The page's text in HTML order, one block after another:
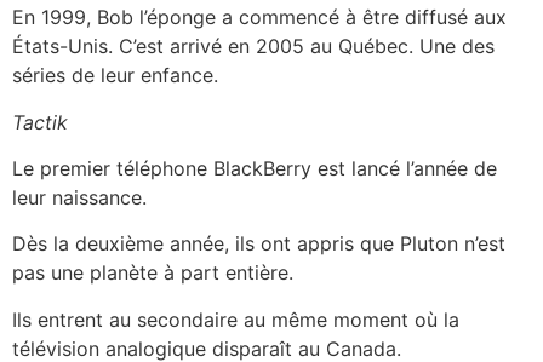
En 1999, Bob l’éponge a commencé à être diffusé aux
États-Unis. C’est arrivé en 2005 au Québec. Une des
séries de leur enfance.
Tactik
Le premier téléphone BlackBerry est lancé l’année de
leur naissance.
Dès la deuxième année, ils ont appris que Pluton n’est
pas une planète à part entière.
Ils entrent au secondaire au même moment où la
télévision analogique disparaît au Canada.